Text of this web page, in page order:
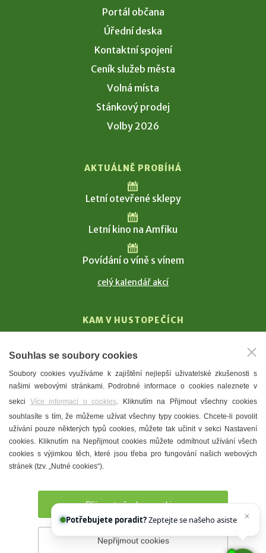
Portál občana
Úřední deska
Kontaktní spojení
Ceník služeb města
Volná místa
Stánkový prodej
Volby 2026
AKTUÁLNĚ PROBÍHÁ
Letní otevřené sklepy
Letní kino na Amfiku
Povídání o víně s vínem
celý kalendář akcí
KAM V HUSTOPEČÍCH
T. G. Masaryk
Mandloně
Ubytování
Restaurace
Městské muzeum a galerie
Denní meníčka
Prohlášení o přístupnosti Správce webu
Souhlas se soubory cookies
Soubory cookies využíváme k zajištění nejlepší uživatelské zkušenosti s
našimi webovými stránkami. Podrobné informace o cookies naleznete v
sekci Více informací o cookies. Kliknutím na Přijmout všechny cookies
souhlasíte s tím, že můžeme užívat všechny typy cookies. Chcete-li povolit
užívání pouze některých typů cookies, můžete tak učinit v sekci Nastavení
cookies. Kliknutím na Nepřijmout cookies můžete odmítnout užívání všech
cookies s výjimkou těch, které jsou třeba pro fungování našich webových
stránek (tzv. „Nutné cookies“).
Přijmout všechny cookies
Nepřijmout cookies
Potřebujete poradit?
Chettyho.